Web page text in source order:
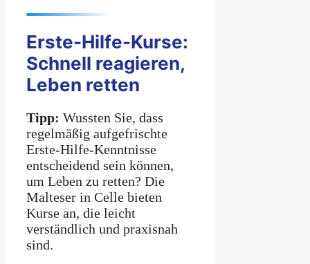
Erste-Hilfe-Kurse:
Schnell reagieren,
Leben retten
Tipp: Wussten Sie, dass
regelmäßig aufgefrischte
Erste-Hilfe-Kenntnisse
entscheidend sein können,
um Leben zu retten? Die
Malteser in Celle bieten
Kurse an, die leicht
verständlich und praxisnah
sind.